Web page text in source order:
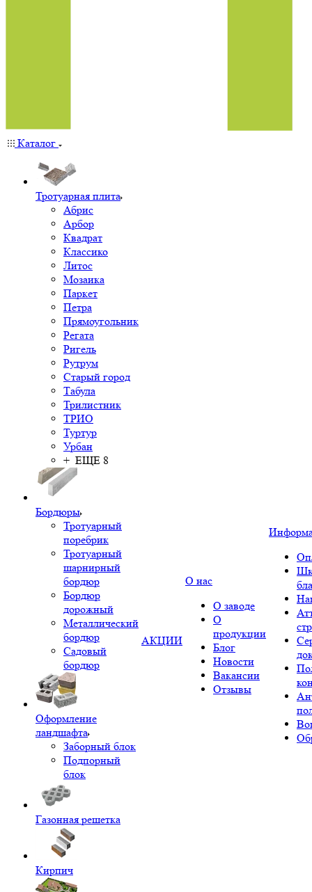
Каталог
Тротуарная плита
Абрис
Арбор
Квадрат
Классико
Литос
Мозаика
Паркет
Петра
Прямоугольник
Регата
Ригель
Рутрум
Старый город
Табула
Трилистник
ТРИО
Туртур
Урбан
+ ЕЩЕ 8
Бордюры
Тротуарный
поребрик
Тротуарный
шарнирный
бордюр
Бордюр
дорожный
Металлический
бордюр
Садовый
бордюр
Оформление
ландшафта
Заборный блок
Подпорный
блок
Газонная решетка
Кирпич
АКЦИИ
О нас
О заводе
О
продукции
Блог
Новости
Вакансии
Отзывы